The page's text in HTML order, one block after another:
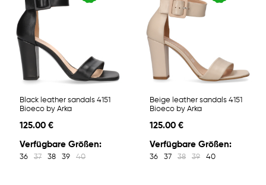
Black leather sandals 4151
Bioeco by Arka
125.00 €
Verfügbare Größen:
36 37 38 39 40
Beige leather sandals 4151
Bioeco by Arka
125.00 €
Verfügbare Größen:
36 37 38 39 40